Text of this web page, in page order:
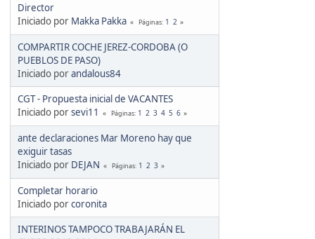
Director
Iniciado por Makka Pakka Páginas 1 2
COMPARTIR COCHE JEREZ-CORDOBA (O
PUEBLOS DE PASO)
Iniciado porandalous84
CGT - Propuesta inicial de VACANTES
Iniciado porsevi11 Páginas 1 2 3 4 5 6
ante declaraciones Mar Moreno hay que
exiguir tasas
Iniciado por DEJAN Páginas 1 2 3
Completar horario
Iniciado porcoronita
INTERINOS TAMPOCO TRABAJARÁN EL